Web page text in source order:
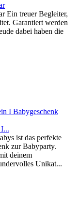
Ein treuer Begleiter,
Garantiert werden
dabei haben die
ist das perfekte
zur Babyparty.
deinem
Unikat...